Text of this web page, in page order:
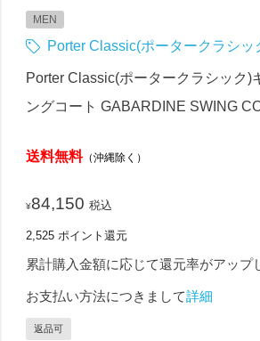
MEN
Porter Classic(ポータークラシッ
Porter Classic(ポータークラシック)
ングコート GABARDINE SWING
送料無料（沖縄除く）
¥84,150 税込
2,525 ポイント還元
累計購入金額に応じて還元率がアップ
お支払い方法につきまして詳細
返品可